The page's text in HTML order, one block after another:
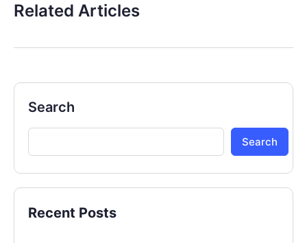
Related Articles
Search
Search
Recent Posts